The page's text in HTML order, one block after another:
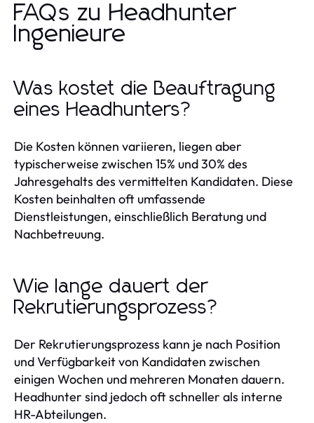
FAQs zu Headhunter
Ingenieure
Was kostet die Beauftragung
eines Headhunters?
Die Kosten können variieren, liegen aber
typischerweise zwischen 15% und 30% des
Jahresgehalts des vermittelten Kandidaten. Diese
Kosten beinhalten oft umfassende
Dienstleistungen, einschließlich Beratung und
Nachbetreuung.
Wie lange dauert der
Rekrutierungsprozess?
Der Rekrutierungsprozess kann je nach Position
und Verfügbarkeit von Kandidaten zwischen
einigen Wochen und mehreren Monaten dauern.
Headhunter sind jedoch oft schneller als interne
HR-Abteilungen.